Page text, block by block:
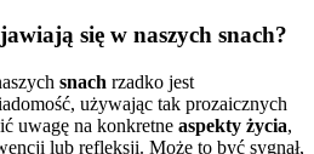
się w naszych snach?
snach rzadko jest
używając tak prozaicznych
uwagę na konkretne aspekty życia,
lub refleksji. Może to być sygnał,